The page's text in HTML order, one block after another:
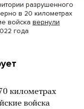
разрушенного
в 20 километрах
войска вернули
года
километрах
войска